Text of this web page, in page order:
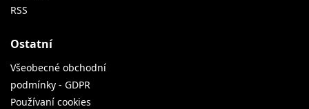
RSS
Ostatní
Všeobecné obchodní
podmínky - GDPR
Používaní cookies